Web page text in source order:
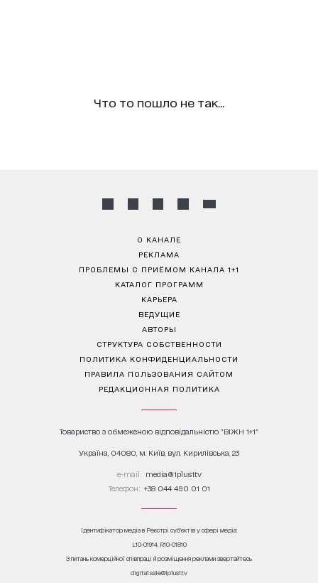
Что то пошло не так...
О КАНАЛЕ
РЕКЛАМА
ПРОБЛЕМЫ С ПРИЁМОМ КАНАЛА 1+1
КАТАЛОГ ПРОГРАММ
КАРЬЕРА
ВЕДУЩИЕ
АВТОРЫ
СТРУКТУРА СОБСТВЕННОСТИ
ПОЛИТИКА КОНФИДЕНЦИАЛЬНОСТИ
ПРАВИЛА ПОЛЬЗОВАНИЯ САЙТОМ
РЕДАКЦИОННАЯ ПОЛИТИКА
Товариство з обмеженою відповідальністю "ВІЖН 1+1"
Україна, 04080, м. Київ, вул. Кирилівська, 23
е-mail: media@1plus1.tv
Телефон: +38 044 490 01 01
Ідентифікатор медіа в Реєстрі суб’єктів у сфері медіа:
L10-01914, R10-01810
З питань комерційної співпраці й розміщення реклами звертайтесь
digital.sale@1plus1.tv